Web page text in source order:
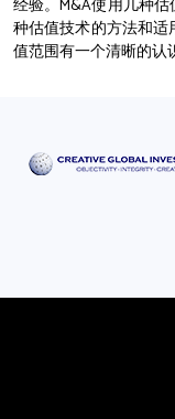
经验。M&A使用几种
种估值技术的方法和
值范围有一个清晰的认